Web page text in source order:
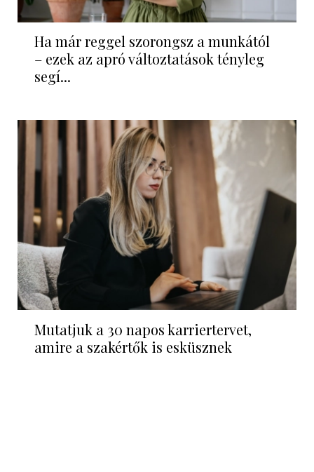
Ha már reggel szorongsz a munkától
– ezek az apró változtatások tényleg
segí...
Mutatjuk a 30 napos karriertervet,
amire a szakértők is esküsznek